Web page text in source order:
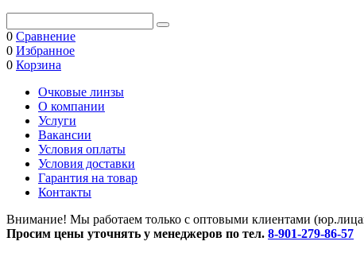
0 Сравнение
0 Избранное
0 Корзина
Очковые линзы
O компании
Услуги
Вакансии
Условия оплаты
Условия доставки
Гарантия на товар
Контакты
Внимание! Мы работаем только с оптовыми клиентами
Просим цены уточнять у менеджеров по тел. 8-901-279-86-57